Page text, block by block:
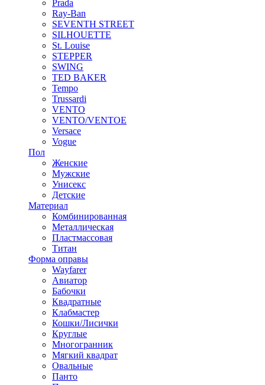
Prada
Ray-Ban
SEVENTH STREET
SILHOUETTE
St. Louise
STEPPER
SWING
TED BAKER
Tempo
Trussardi
VENTO
VENTO/VENTOE
Versace
Vogue
Пол
Женские
Мужские
Унисекс
Детские
Материал
Комбинированная
Металлическая
Пластмассовая
Титан
Форма оправы
Wayfarer
Авиатор
Бабочки
Квадратные
Клабмастер
Кошки/Лисички
Круглые
Многогранник
Мягкий квадрат
Овальные
Панто